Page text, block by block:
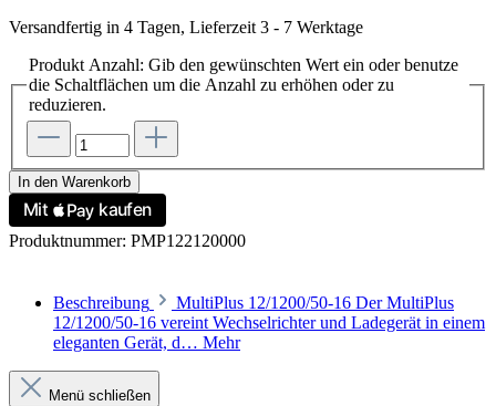
Versandfertig in 4 Tagen, Lieferzeit 3 - 7 Werktage
Produkt Anzahl: Gib den gewünschten Wert ein oder benutze
die Schaltflächen um die Anzahl zu erhöhen oder zu
reduzieren.
In den Warenkorb
Produktnummer: PMP122120000
Beschreibung
MultiPlus 12/1200/50-16 Der MultiPlus
12/1200/50-16 vereint Wechselrichter und Ladegerät in einem
eleganten Gerät, d… Mehr
Menü schließen